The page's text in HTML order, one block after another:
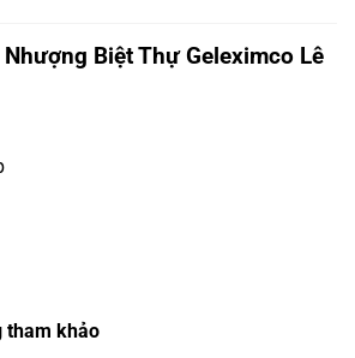
Biệt Thự Geleximco Lê
tham khảo